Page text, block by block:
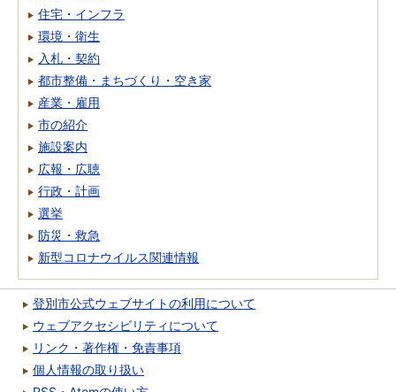
住宅・インフラ
環境・衛生
入札・契約
都市整備・まちづくり・空き家
産業・雇用
市の紹介
施設案内
広報・広聴
行政・計画
選挙
防災・救急
新型コロナウイルス関連情報
登別市公式ウェブサイトの利用について
ウェブアクセシビリティについて
リンク・著作権・免責事項
個人情報の取り扱い